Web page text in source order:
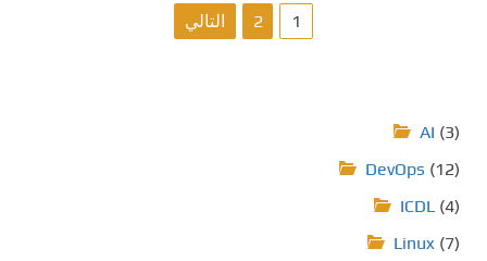
ص
ف
1
2 التالي
AI (3)
DevOps (12)
ICDL (4)
Linux (7)